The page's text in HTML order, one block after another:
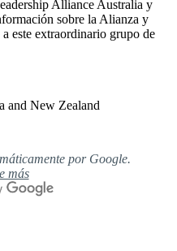
Alliance Australia y
sobre la Alianza y
este extraordinario grupo de
por Google.
más